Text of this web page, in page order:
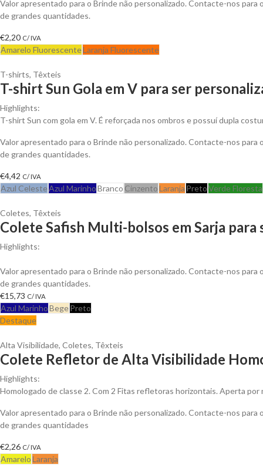
Valor apresentado para o Brinde não personalizado. Contacte-nos
de grandes quantidades.
€2,20 C/ IVA
Amarelo FluorescenteLaranja Fluorescente
T-shirts, Têxteis
T-shirt Sun Gola em V para ser
Highlights:
T-shirt Sun com gola em V. É reforçada nos ombros e possuí dupla
Valor apresentado para o Brinde não personalizado. Contacte-nos
de grandes quantidades.
€4,42 C/ IVA
Azul CelesteAzul MarinhoBranco CinzentoLaranja PretoVerde Floresta
Coletes, Têxteis
Colete Safish Multi-bolsos em Sarja para
Highlights:
Valor apresentado para o Brinde não personalizado. Contacte-nos
de grandes quantidades.
€15,73 C/ IVA
Azul MarinhoBegePreto
Destaque
Alta Visibilidade, Coletes, Têxteis
Colete Refletor de Alta Visibilidade
Highlights:
Homologado de classe 2. Com 2 Fitas refletoras horizontais. Aperta por
Valor apresentado para o Brinde não personalizado. Contacte-nos
de grandes quantidades
€2,26 C/ IVA
AmareloLaranja